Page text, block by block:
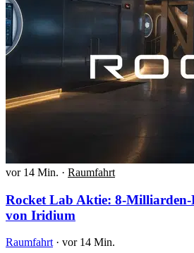
vor 14 Min. · Raumfahrt
Rocket Lab Aktie: 8-
von Iridium
Raumfahrt · vor 14 Min.